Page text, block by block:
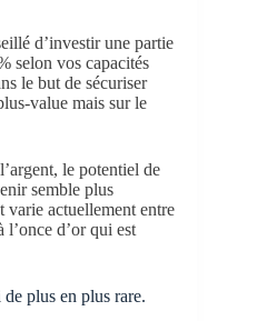
d’investir une partie
selon vos capacités
le but de sécuriser
value mais sur le
le potentiel de
semble plus
varie actuellement entre
l’once d’or qui est
plus en plus rare.